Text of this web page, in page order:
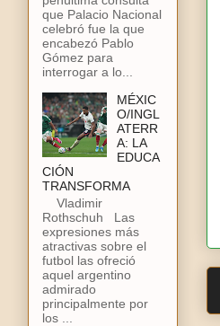
que Palacio Nacional
celebró fue la que
encabezó Pablo
Gómez para
interrogar a lo...
MÉXIC
O/INGL
ATERR
A: LA
EDUCA
CIÓN
TRANSFORMA
Vladimir
Rothschuh Las
expresiones más
atractivas sobre el
futbol las ofreció
aquel argentino
admirado
principalmente por
los ...